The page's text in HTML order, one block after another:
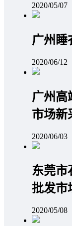
2020/05/07
广州睡
2020/06/12
广州高
市场新
2020/06/03
东莞市
批发市
2020/05/08